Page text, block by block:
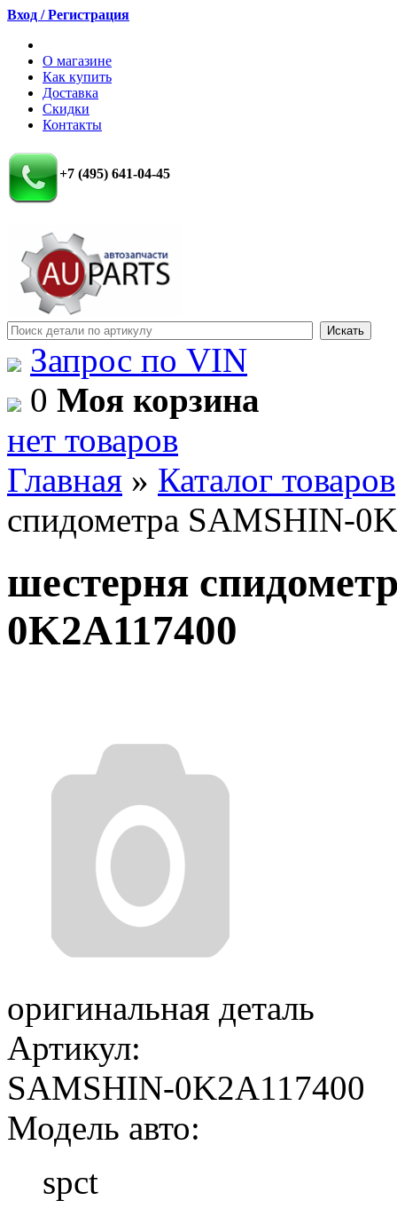
Вход / Регистрация
О магазине
Как купить
Доставка
Скидки
Контакты
+7 (495) 641-04-45
Запрос по VIN
0 Моя корзина
нет товаров
Главная » Каталог товаров
спидометра SAMSHIN-
шестерня
0K2A117400
оригинальная деталь
Артикул:
SAMSHIN-0K2A117400
Модель авто:
spct